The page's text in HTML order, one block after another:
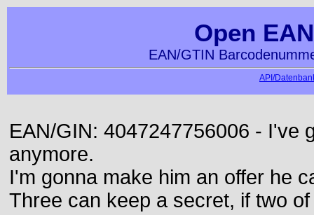
Open
EAN/GTIN
API/
EAN/GIN: 4047247756006 - I've
anymore.
I'm gonna make him an offer he
Three can keep a secret, if two